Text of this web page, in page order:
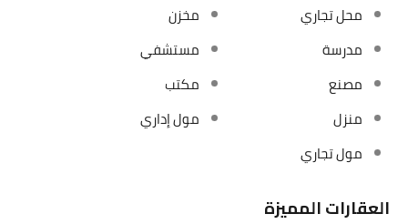
محل تجاري
مخزن
مدرسة
مستشفي
مصنع
مكتب
منزل
مول إداري
مول تجاري
العقارات المميزة